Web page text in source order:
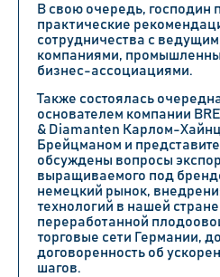
В свою очередь, господин
практические
сотрудничества с
компаниями,
бизнес-ассоциациями.
Также состоялась
основателем компании
& Diamanten Карлом-
Брейцманом и
обсуждены вопросы
выращиваемого под
немецкий рынок,
технологий в нашей
переработанной
торговые сети Германии,
договоренность об
шагов.